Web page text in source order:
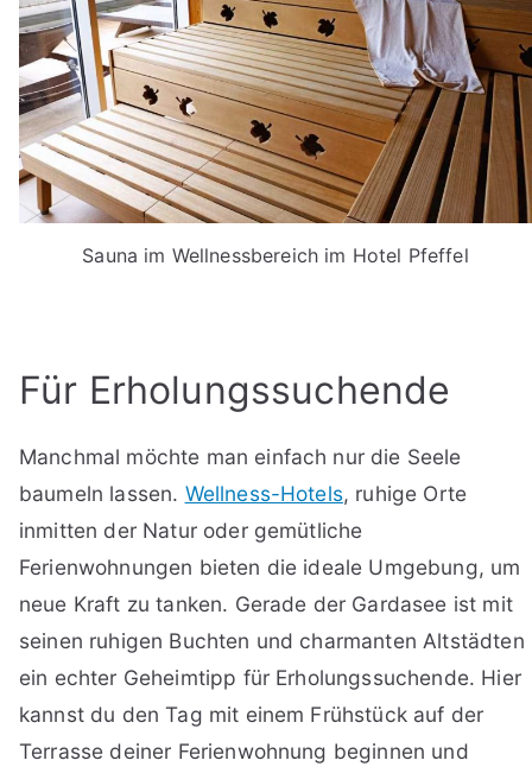
Sauna im Wellnessbereich im Hotel Pfeffel
Für Erholungssuchende
Manchmal möchte man einfach nur die Seele
baumeln lassen. Wellness-Hotels, ruhige Orte
inmitten der Natur oder gemütliche
Ferienwohnungen bieten die ideale Umgebung, um
neue Kraft zu tanken. Gerade der Gardasee ist mit
seinen ruhigen Buchten und charmanten Altstädten
ein echter Geheimtipp für Erholungssuchende. Hier
kannst du den Tag mit einem Frühstück auf der
Terrasse deiner Ferienwohnung beginnen und